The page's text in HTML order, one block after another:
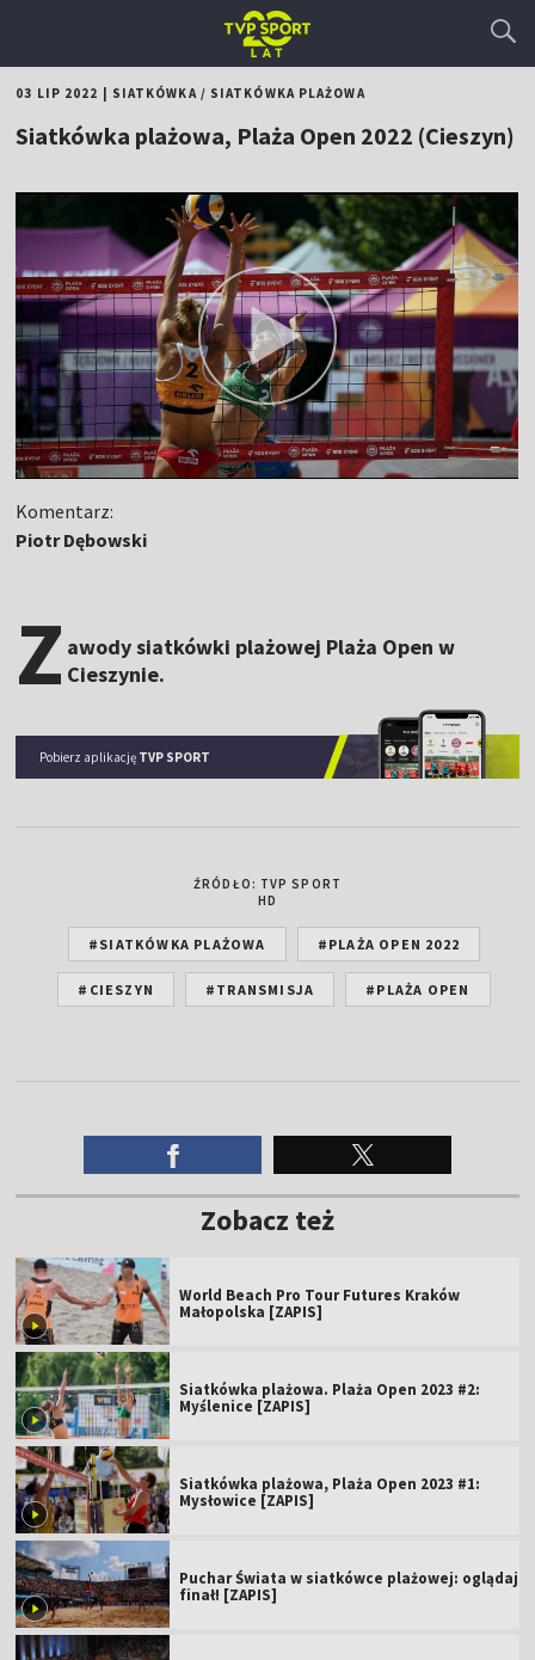
03 LIP 2022 SIATKÓWKA/ SIATKÓWKA PLAŻOWA
Siatkówka plażowa, Plaża Open 2022 (Cieszyn)
Komentarz:
Piotr Dębowski
Z awody siatkówki plażowej Plaża Open w
Cieszynie.
Pobierz aplikację TVP SPORT
ŹRÓDŁO: TVP SPORT
HD
#SIATKÓWKA PLAŻOWA #PLAŻA OPEN 2022
#CIESZYN #TRANSMISJA #PLAŻA OPEN
Zobacz też
World Beach Pro Tour Futures Kraków
Małopolska [ZAPIS]
Siatkówka plażowa. Plaża Open 2023 #2:
Myślenice [ZAPIS]
Siatkówka plażowa, Plaża Open 2023 #1:
Mysłowice [ZAPIS]
Puchar Świata w siatkówce plażowej: oglądaj
finał! [ZAPIS]